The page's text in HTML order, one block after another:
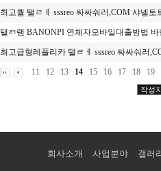
최고퀄 탤ㄹㅔ sssreo 싸싸숴러,COM 샤넬
탤ㄺ램 BANONPI 연체자모바일대출방법
최고급형레플리카 탤ㄹㅔ sssreo 싸싸숴러
11 12 13 14 15 16 17 18 19
회사소개 사업분야 갤러